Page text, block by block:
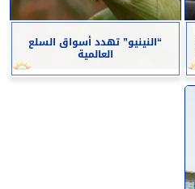
“النينيو” تهدد أسواق السلع
العالمية